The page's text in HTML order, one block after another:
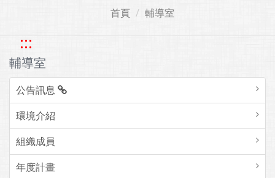
首頁 輔導室
:::
輔導室
公告訊息
環境介紹
組織成員
年度計畫